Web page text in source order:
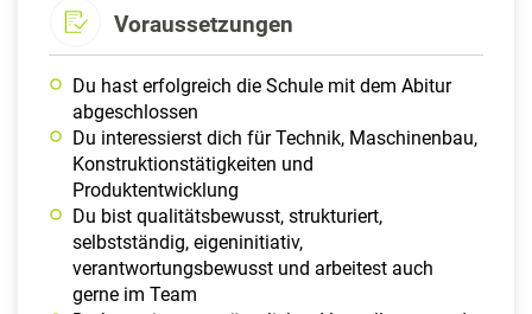
Voraussetzungen
Du hast erfolgreich die Schule mit dem Abitur
abgeschlossen
Du interessierst dich für Technik, Maschinenbau,
Konstruktionstätigkeiten und
Produktentwicklung
Du bist qualitätsbewusst, strukturiert,
selbstständig, eigeninitiativ,
verantwortungsbewusst und arbeitest auch
gerne im Team